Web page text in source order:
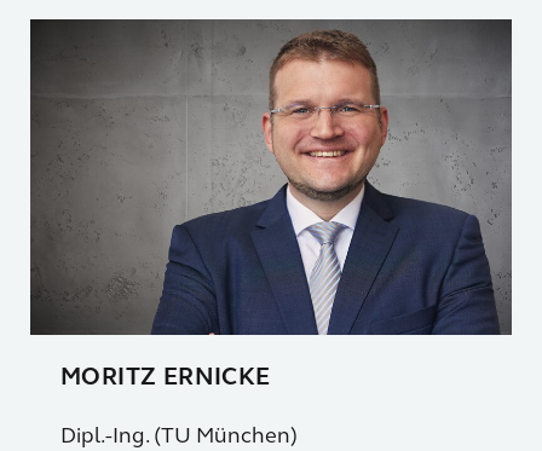
MORITZ ERNICKE
Dipl.-Ing. (TU München)